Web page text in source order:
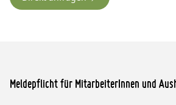
Meldepflicht für MitarbeiterInnen und